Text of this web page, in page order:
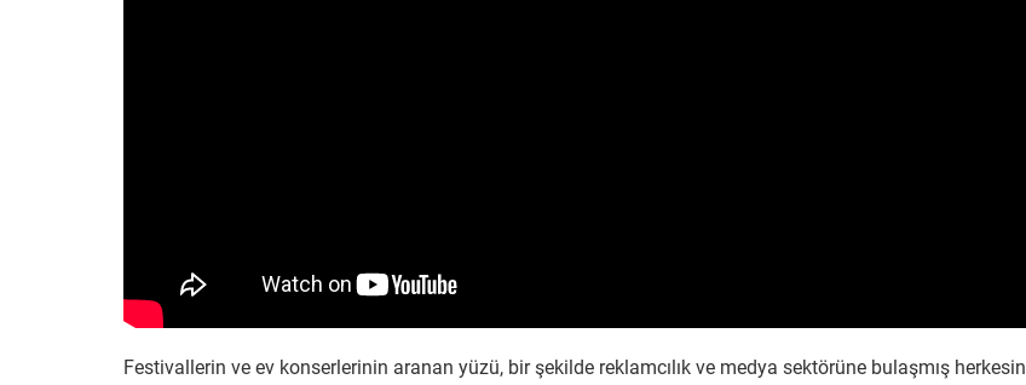
Festivallerin ve ev konserlerinin aranan yüzü, bir şekilde reklamcılık ve medya sektörüne bulaşmış herkesin